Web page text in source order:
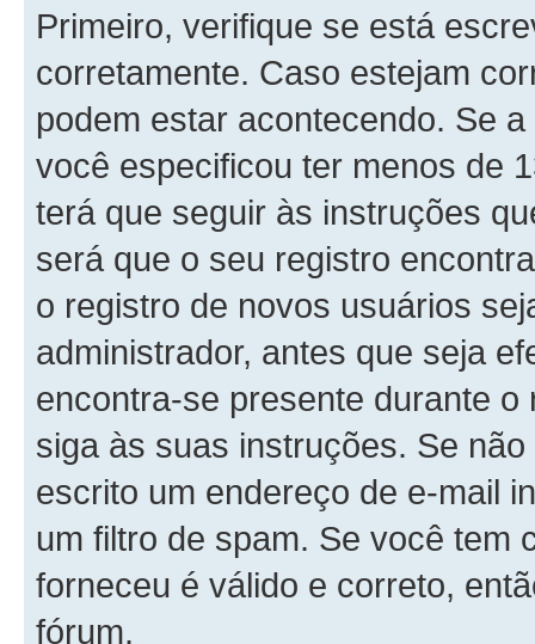
Primeiro, verifique se está
corretamente. Caso estejam
podem estar acontecendo. Se
você especificou ter menos de
terá que seguir às instruções
será que o seu registro
o registro de novos usuários
administrador, antes que seja
encontra-se presente durante
siga às suas instruções. Se
escrito um endereço de e-mail
um filtro de spam. Se você tem
forneceu é válido e correto,
fórum.